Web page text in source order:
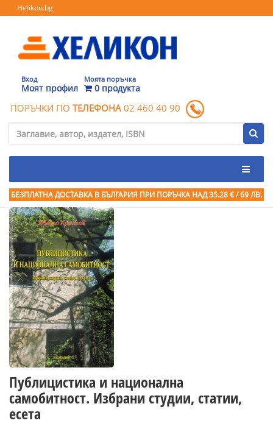
Helikon.bg
Вход
Моят профил
Моята поръчка
0 продукта
ПОРЪЧКИ ПО ТЕЛЕФОНА 02 460 40 90
БЕЗПЛАТНА ДОСТАВКА В БЪЛГАРИЯ ПРИ ПОРЪЧКА НАД 35.28 € / 69 ЛВ.
Публицистика и национална
самобитност. Избрани студии, статии,
есета